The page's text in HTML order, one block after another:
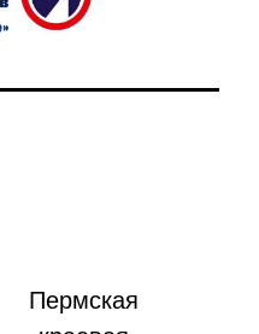
Пермская